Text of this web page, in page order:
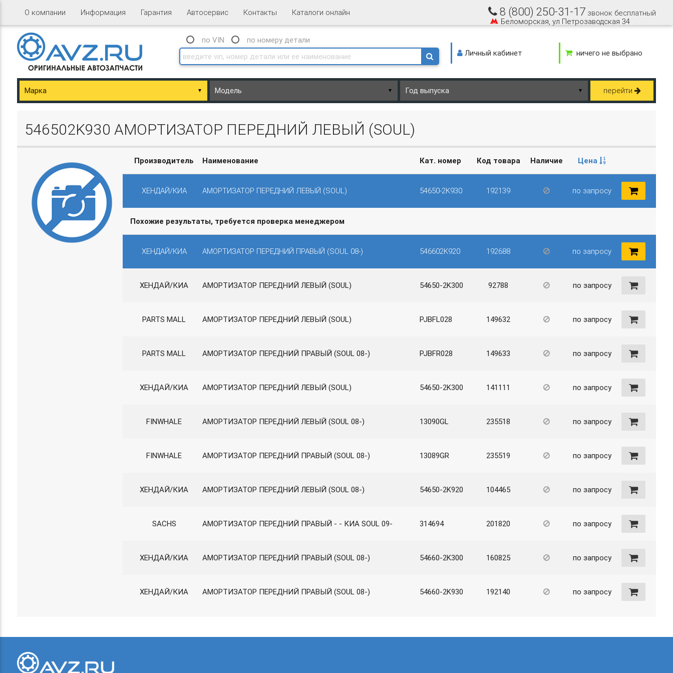
О компании Информация Гарантия Автосервис Контакты Каталоги онлайн
Basket.php
8 (800) 250-31-17 звонок бесплатный
Беломорская, ул Петрозаводская 34
по VIN
по номеру детали
Личный кабинет
ничего не выбрано
▼ ▼ ▼ перейти
546502K930 АМОРТИЗАТОР ПЕРЕДНИЙ ЛЕВЫЙ (SOUL)
Производитель Наименование Кат. номер Код товара Наличие Цена
ХЕНДАЙ/КИА АМОРТИЗАТОР ПЕРЕДНИЙ ЛЕВЫЙ (SOUL) 54650-2K930 192139 по запросу
Похожие результаты, требуется проверка менеджером
ХЕНДАЙ/КИА АМОРТИЗАТОР ПЕРЕДНИЙ ПРАВЫЙ (SOUL 08-) 546602K920 192688 по запросу
ХЕНДАЙ/КИА АМОРТИЗАТОР ПЕРЕДНИЙ ЛЕВЫЙ (SOUL) 54650-2K300 92788 по запросу
PARTS MALL АМОРТИЗАТОР ПЕРЕДНИЙ ЛЕВЫЙ (SOUL) PJBFL028 149632 по запросу
PARTS MALL АМОРТИЗАТОР ПЕРЕДНИЙ ПРАВЫЙ (SOUL 08-) PJBFR028 149633 по запросу
ХЕНДАЙ/КИА АМОРТИЗАТОР ПЕРЕДНИЙ ЛЕВЫЙ (SOUL) 54650-2K300 141111 по запросу
FINWHALE АМОРТИЗАТОР ПЕРЕДНИЙ ЛЕВЫЙ (SOUL 08-) 13090GL 235518 по запросу
FINWHALE АМОРТИЗАТОР ПЕРЕДНИЙ ПРАВЫЙ (SOUL 08-) 13089GR 235519 по запросу
ХЕНДАЙ/КИА АМОРТИЗАТОР ПЕРЕДНИЙ ЛЕВЫЙ (SOUL 08-) 54650-2K920 104465 по запросу
SACHS АМОРТИЗАТОР ПЕРЕДНИЙ ПРАВЫЙ - - КИА SOUL 09- 314694 201820 по запросу
ХЕНДАЙ/КИА АМОРТИЗАТОР ПЕРЕДНИЙ ПРАВЫЙ (SOUL 08-) 54660-2K300 160825 по запросу
ХЕНДАЙ/КИА АМОРТИЗАТОР ПЕРЕДНИЙ ПРАВЫЙ (SOUL 08-) 54660-2K930 192140 по запросу